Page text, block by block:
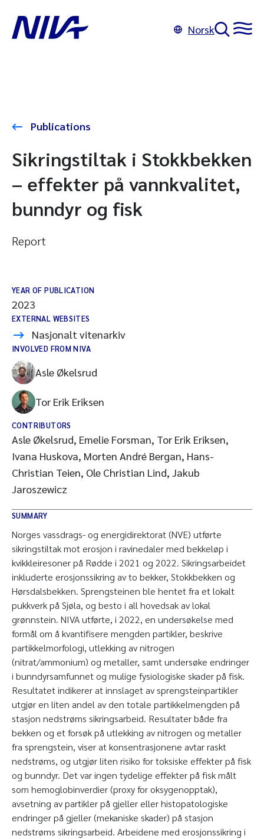
Norsk
Publications
Sikringstiltak i Stokkbekken
– effekter på vannkvalitet,
bunndyr og fisk
Report
YEAR OF PUBLICATION
2023
EXTERNAL WEBSITES
Nasjonalt vitenarkiv
INVOLVED FROM NIVA
Asle Økelsrud
Tor Erik Eriksen
CONTRIBUTORS
Asle Økelsrud, Emelie Forsman, Tor Erik Eriksen,
Ivana Huskova, Morten André Bergan, Hans-
Christian Teien, Ole Christian Lind, Jakub
Jaroszewicz
SUMMARY
Norges vassdrags- og energidirektorat (NVE) utførte
sikringstiltak mot erosjon i ravinedaler med bekkeløp i
kvikkleiresoner på Rødde i 2021 og 2022. Sikringsarbeidet
inkluderte erosjonssikring av to bekker, Stokkbekken og
Hørsdalsbekken. Sprengsteinen ble hentet fra et lokalt
pukkverk på Sjøla, og besto i all hovedsak av lokal
grønnstein. NIVA utførte, i 2022, en undersøkelse med
formål om å kvantifisere mengden partikler, beskrive
partikkelmorfologi, utlekking av nitrogen
(nitrat/ammonium) og metaller, samt undersøke endringer
i bunndyrsamfunnet og mulige fysiologiske skader på fisk.
Resultatet indikerer at innslaget av sprengsteinpartikler
utgjør en liten andel av den totale partikkelmengden på
stasjon nedstrøms sikringsarbeid. Resultater både fra
bekken og et forsøk på utlekking av nitrogen og metaller
fra sprengstein, viser at konsentrasjonene avtar raskt
nedstrøms, og utgjør liten risiko for toksiske effekter på fisk
og bunndyr. Det var ingen tydelige effekter på fisk målt
som hemoglobinverdier (proxy for oksygenopptak),
avsetning av partikler på gjeller eller histopatologiske
endringer på gjeller (mekaniske skader) på stasjon
nedstrøms sikringsarbeid. Arbeidene med erosjonssikring i